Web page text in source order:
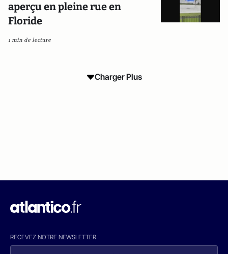
aperçu en pleine rue en
Floride
1 min de lecture
Charger Plus
RECEVEZ NOTRE NEWSLETTER